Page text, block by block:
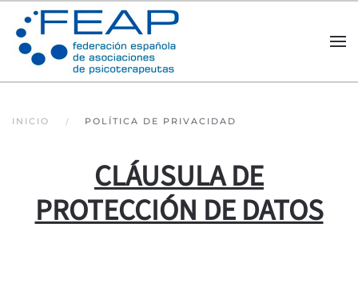
Skip to main content
INICIO POLÍTICA DE PRIVACIDAD
CLÁUSULA DE
PROTECCIÓN DE DATOS